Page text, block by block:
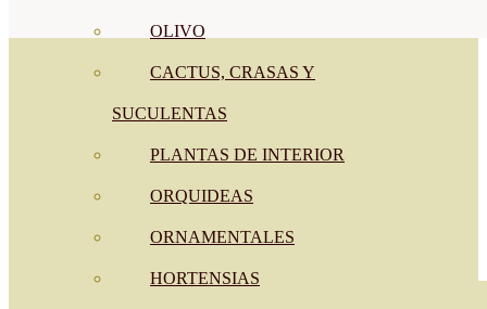
OLIVO
CACTUS, CRASAS Y
SUCULENTAS
PLANTAS DE INTERIOR
ORQUIDEAS
ORNAMENTALES
HORTENSIAS